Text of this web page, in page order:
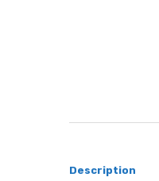
Description